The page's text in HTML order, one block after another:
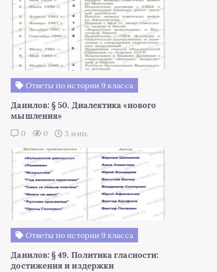
Ответы по истории 9 класса
Данилов: § 50. Диалектика «нового
мышления»
0 0 3 мин.
Ответы по истории 9 класса
Данилов: § 49. Политика гласности:
достижения и издержки